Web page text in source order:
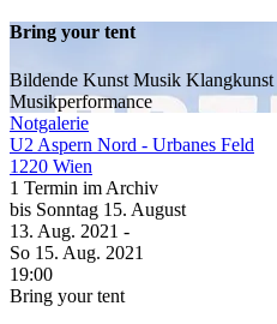
Bring your tent
Bildende Kunst Musik Klangkunst
Musikperformance
Notgalerie
U2 Aspern Nord - Urbanes Feld
1220 Wien
1 Termin im Archiv
bis Sonntag 15. August
13. Aug. 2021 -
So 15. Aug. 2021
19:00
Bring your tent